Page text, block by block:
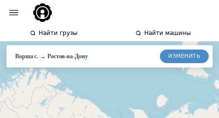
Найти грузы Найти машины
Ворша с. → Ростов-на-Дону ИЗМЕНИТЬ